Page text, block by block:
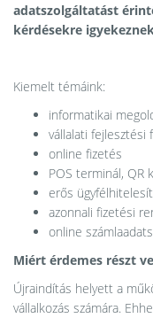
adatszolgáltatást
kérdésekre
Kiemelt témáink:
informatikai
vállalati fejlesztési
online fizetés
POS terminál, QR
erős
azonnali fizetési
online
Miért érdemes részt
Újraindítás helyett a
vállalkozás számára.